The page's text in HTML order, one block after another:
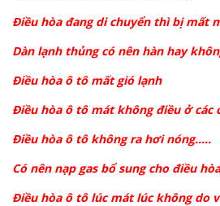
Điều hòa đang di chuyển thì bị mất
Dàn lạnh thủng có nên hàn hay
Điều hòa ô tô mất gió lạnh
Điều hòa ô tô mát không điều ở các
Điều hòa ô tô không ra hơi nóng…..
Có nên nạp gas bổ sung cho điều
Điều hòa ô tô lúc mát lúc không do